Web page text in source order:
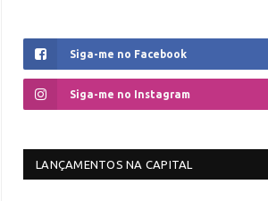
Siga-me no Facebook
Siga-me no Instagram
LANÇAMENTOS NA CAPITAL